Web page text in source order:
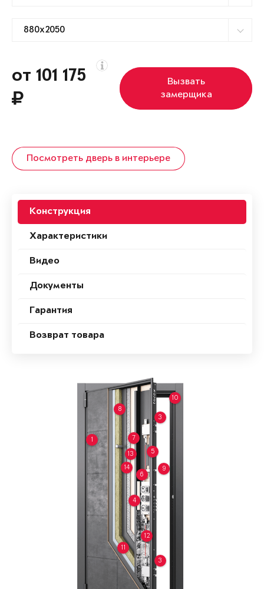
от 101 175
Вызвать
замерщика
Посмотреть дверь в интерьере
Конструкция
Характеристики
Видео
Документы
Гарантия
Возврат товара
1
3
3
4
5
6
7
8
9
10
11
12
13
14